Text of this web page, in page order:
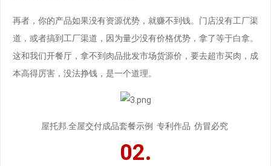
再者，你的产品如果没有资源优势，就赚不到钱。门店没有工厂渠
道，或者搞到工厂渠道，因为量少没有价格优势，拿了等于白拿。
这和我们开餐厅，拿不到肉品批发市场货源价，要去超市买肉，成
本高得厉害，没法挣钱，是一个道理。
屋托邦.全屋交付成品套餐示例 专利作品 仿冒必究
02.